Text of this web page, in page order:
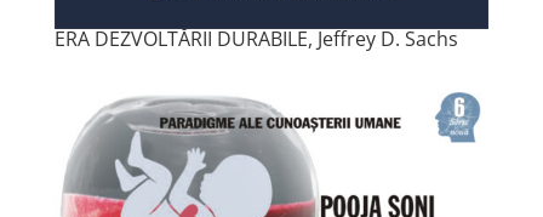
ERA DEZVOLTĂRII DURABILE, Jeffrey D. Sachs